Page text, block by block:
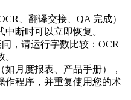
、翻译交接、QA 完成）
断时可以立即恢复。
，请运行字数比较：OCR
月度报表、产品手册），
作程序，并重复使用您的术